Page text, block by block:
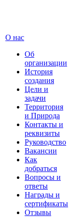
О нас
Об
организации
История
создания
Цели и
задачи
Территория
и Природа
Контакты и
реквизиты
Руководство
Вакансии
Как
добраться
Вопросы и
ответы
Награды и
сертификаты
Отзывы